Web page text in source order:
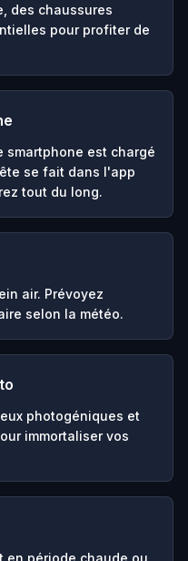
des chaussures
pour profiter de
smartphone est chargé
se fait dans l'app
tout du long.
air. Prévoyez
selon la météo.
photogéniques et
immortaliser vos
en période chaude ou